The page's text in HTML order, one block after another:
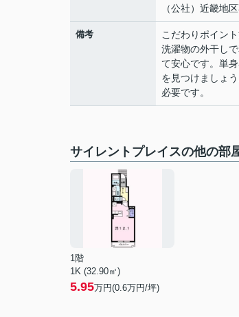
（公社）近畿地
備考
こだわりポイン
洗濯物の外干し
て安心です。単
を見つけましょ
必要です。
サイレントプレイスの他の部
1階
1K (32.90㎡)
5.95万円(0.6万円/坪)